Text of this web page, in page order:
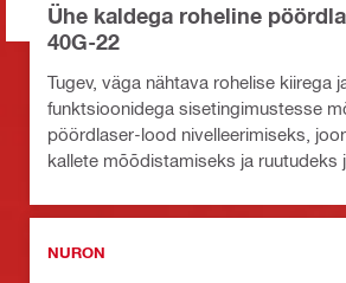
Ühe kaldega roheline
40G-22
Tugev, väga nähtava rohelise kiirega
funktsioonidega sisetingimustesse
pöördlaser-lood nivelleerimiseks,
kallete mõõdistamiseks ja ruutudeks
NURON